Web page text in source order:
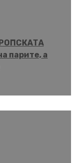
парите, а